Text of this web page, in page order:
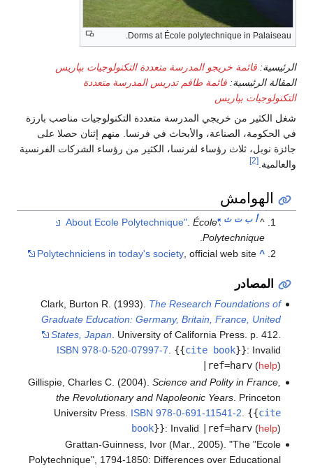
Dorms at École polytechnique in Palaiseau.
الرئيسية: قائمة خريجو المدرسة متعددة التكنولوجيات بپاريس
المقالة الرئيسية: قائمة طاقم تدريس المدرسة متعددة
التكنولوجيات بپاريس
شغل الكثير من خريجي المدرسة متعددة التكنولوجيات مناصب بارزة
في الحكومة، الصناعة، والأبحاث في فرنسا. منهم إثنان حصلا على
جائزة نوبل، ثلاث رؤساء لفرنسا، الكثير من رؤساء الشركات الفرنسية
والعالمية.[2]
الهوامش
^أ ب ت ث "About Ecole Polytechnique"
.École
Polytechnique
.
^
Polytechniciens in today's society, official web site
المصادر
Clark, Burton R. (1993). The Research Foundations of
Graduate Education: Germany, Britain, France, United
States, Japan . University of California Press. p. 412.
ISBN 978-0-520-07997-7 {{cite book}}: Invalid
|ref=harv(help)
Gillispie, Charles C. (2004). Science and Polity in France,
the Revolutionary and Napoleonic Years. Princeton
Universitv Press. ISBN 978-0-691-11541-2 {{cite
book}}: Invalid |ref=harv(help)
Grattan-Guinness, Ivor (Mar., 2005). "The "Ecole
Polytechnique", 1794-1850: Differences over Educational